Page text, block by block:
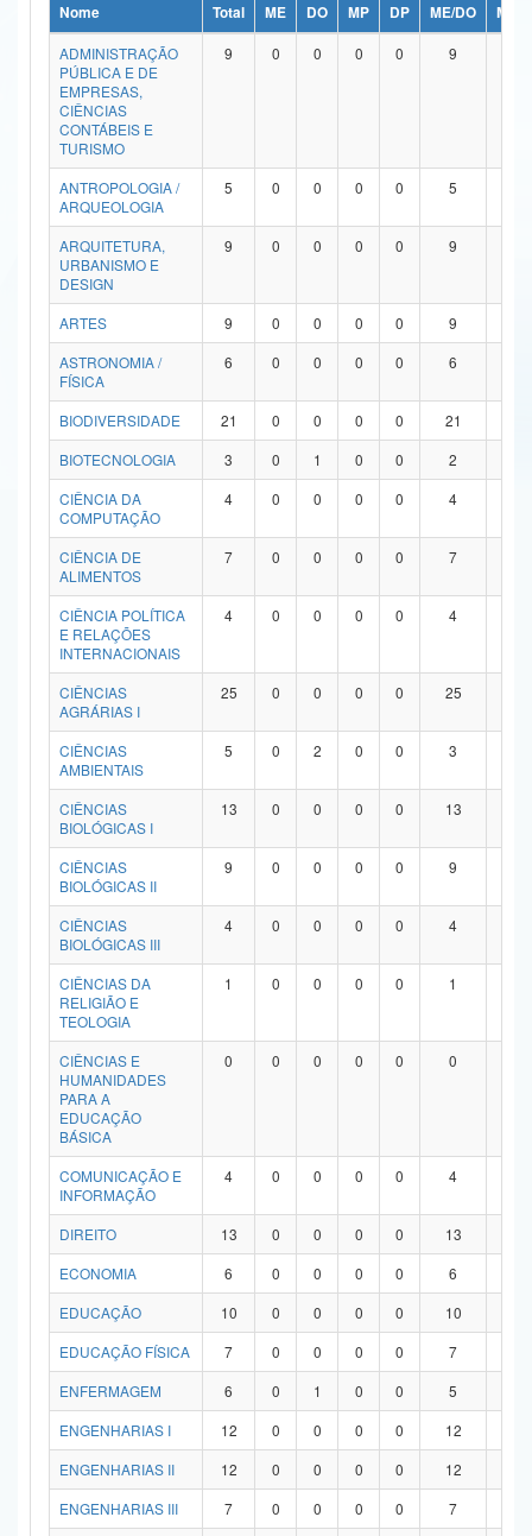
Ministério da Ciência, Tecnologia, Inovações e Comunicações
Ministério do Meio Ambiente
Ministério do Turismo
Ministério do Desenvolvimento Regional
Controladoria-Geral da União
Ministério da Mulher, da Família e dos Direitos Humanos
Secretaria de Governo
Advocacia-Geral da União
Banco Central do Brasil
Nome Total ME DO MP DP ME/DO
MP/
ADMINISTRAÇÃO
PÚBLICA E DE
EMPRESAS,
CIÊNCIAS
CONTÁBEIS E
TURISMO
9 0 0 0 0 9
ANTROPOLOGIA /
ARQUEOLOGIA
5 0 0 0 0 5
ARQUITETURA,
URBANISMO E
DESIGN
9 0 0 0 0 9
ARTES 9 0 0 0 0 9
ASTRONOMIA /
FÍSICA
6 0 0 0 0 6
BIODIVERSIDADE 21 0 0 0 0 21
BIOTECNOLOGIA
3 0 1 0 0 2
CIÊNCIA DA
COMPUTAÇÃO
4 0 0 0 0 4
CIÊNCIA DE
ALIMENTOS
7 0 0 0 0 7
CIÊNCIA POLÍTICA
E RELAÇÕES
INTERNACIONAIS
4 0 0 0 0 4
CIÊNCIAS
AGRÁRIAS I
25 0 0 0 0 25
CIÊNCIAS
AMBIENTAIS
5 0 2 0 0 3
CIÊNCIAS
BIOLÓGICAS I
13 0 0 0 0 13
CIÊNCIAS
BIOLÓGICAS II
9 0 0 0 0 9
CIÊNCIAS
BIOLÓGICAS III
4 0 0 0 0 4
CIÊNCIAS DA
RELIGIÃO E
TEOLOGIA
1 0 0 0 0 1
CIÊNCIAS E
HUMANIDADES
PARA A
EDUCAÇÃO
BÁSICA
0 0 0 0 0 0
COMUNICAÇÃO E
INFORMAÇÃO
4 0 0 0 0 4
DIREITO 13 0 0 0 0 13
ECONOMIA
6 0 0 0 0 6
EDUCAÇÃO
10 0 0 0 0 10
EDUCAÇÃO FÍSICA
7 0 0 0 0 7
ENFERMAGEM
6 0 1 0 0 5
ENGENHARIAS I
12 0 0 0 0 12
ENGENHARIAS II
12 0 0 0 0 12
ENGENHARIAS III
7 0 0 0 0 7